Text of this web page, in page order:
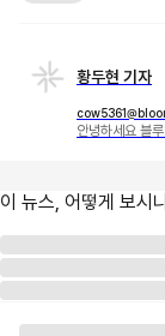
황두현 기자
안녕하세요 블
이 뉴스, 어떻게 보시